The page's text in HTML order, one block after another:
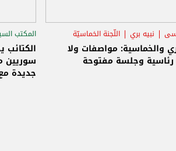
نبيه بري اللّجنة الخماسيّة
والخماسية: مواصفات ولا
رئاسية وجلسة مفتوحة
المكتب
سوريين
جديدة